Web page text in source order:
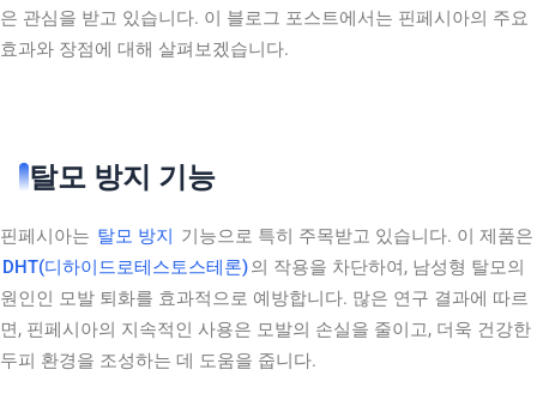
은 관심을 받고 있습니다. 이 블로그 포스트에서는 핀페시아의 주요
효과와 장점에 대해 살펴보겠습니다.
탈모 방지 기능
핀페시아는 탈모 방지 기능으로 특히 주목받고 있습니다. 이 제품은
DHT(디하이드로테스토스테론)의 작용을 차단하여, 남성형 탈모의
원인인 모발 퇴화를 효과적으로 예방합니다. 많은 연구 결과에 따르
면, 핀페시아의 지속적인 사용은 모발의 손실을 줄이고, 더욱 건강한
두피 환경을 조성하는 데 도움을 줍니다.